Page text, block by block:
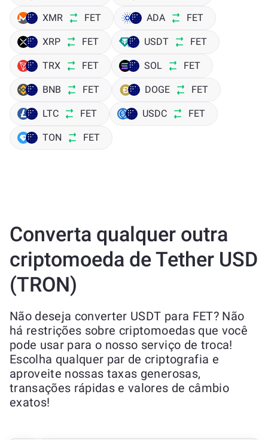
XMR FET ADA FET
XRP FET USDT FET
TRX FET SOL FET
BNB FET DOGE FET
LTC FET USDC FET
TON FET
Converta qualquer outra
criptomoeda de Tether USD
(TRON)
Não deseja converter USDT para FET? Não
há restrições sobre criptomoedas que você
pode usar para o nosso serviço de troca!
Escolha qualquer par de criptografia e
aproveite nossas taxas generosas,
transações rápidas e valores de câmbio
exatos!